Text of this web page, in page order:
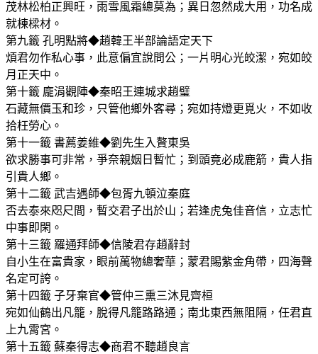
茂林松柏正興旺，雨雪風霜總莫為；異日忽然成大用，功名成
就棟樑材。
第九籤 孔明點將◆趙韓王半部論語定天下
煩君勿作私心事，此意偏宜說問公；一片明心光皎潔，宛如皎
月正天中。
第十籤 龐涓觀陣◆秦昭王連城求趙璧
石藏無價玉和珍，只管他鄉外客尋；宛如持燈更覓火，不如收
拾枉勞心。
第十一籤 書薦姜維◆劉先生入贅東吳
欲求勝事可非常，爭奈親姻日暫忙；到頭竟必成鹿箭，貴人指
引貴人鄉。
第十二籤 武吉遇師◆包胥九頓泣秦庭
否去泰來咫尺間，暫交君子出於山；若逢虎兔佳音信，立志忙
中事即閑。
第十三籤 羅通拜師◆信陵君存趙辭封
自小生在富貴家，眼前萬物總奢華；蒙君賜紫金角帶，四海聲
名定可誇。
第十四籤 子牙棄官◆管仲三熏三沐見齊桓
宛如仙鶴出凡籠，脫得凡籠路路通；南北東西無阻隔，任君直
上九霄宮。
第十五籤 蘇秦得志◆商君不聽趙良言